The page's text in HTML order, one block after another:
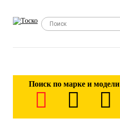
Поиск по марке и модели